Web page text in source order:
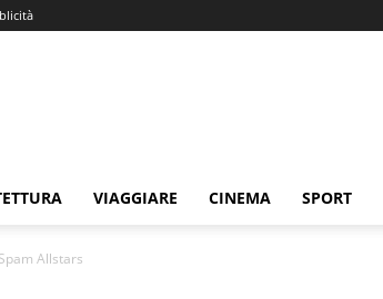
VIAGGIARE CINEMA SPORT
Allstars